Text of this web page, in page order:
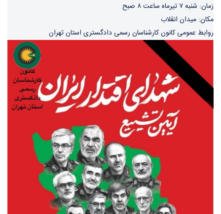
زمان: شنبه ۷ تیرماه ساعت ۸ صبح
مکان: میدان انقلاب
روابط عمومی کانون کارشناسان رسمی دادگستری استان تهران